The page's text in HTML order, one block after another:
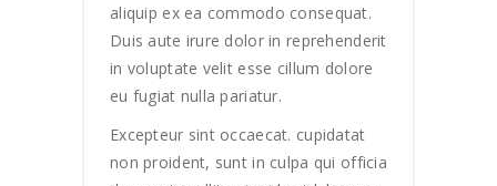
aliquip ex ea commodo consequat.
Duis aute irure dolor in reprehenderit
in voluptate velit esse cillum dolore
eu fugiat nulla pariatur.
Excepteur sint occaecat. cupidatat
non proident, sunt in culpa qui officia